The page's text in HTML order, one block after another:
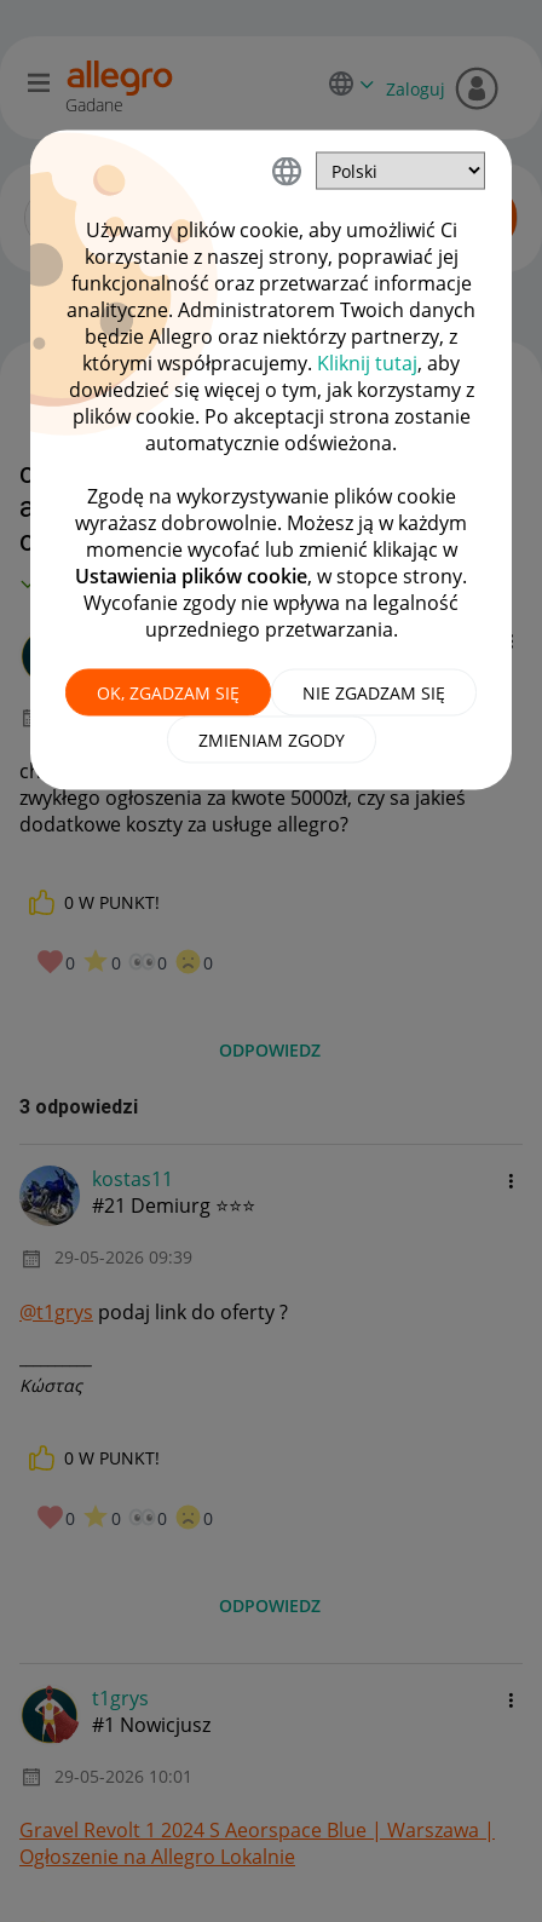
Używamy plików cookie, aby umożliwić Ci
korzystanie z naszej strony, poprawiać jej
funkcjonalność oraz przetwarzać informacje
analityczne. Administratorem Twoich danych
będzie Allegro oraz niektórzy partnerzy, z
którymi współpracujemy. Kliknij tutaj, aby
dowiedzieć się więcej o tym, jak korzystamy z
plików cookie. Po akceptacji strona zostanie
automatycznie odświeżona.
Zgodę na wykorzystywanie plików cookie
wyrażasz dobrowolnie. Możesz ją w każdym
momencie wycofać lub zmienić klikając w
Ustawienia plików cookie, w stopce strony.
Wycofanie zgody nie wpływa na legalność
uprzedniego przetwarzania.
OK, ZGADZAM SIĘ NIE ZGADZAM SIĘ
ZMIENIAM ZGODY
Gadane
Zaloguj
Dyskusje kupujących OPCJE
chce zakupić rower poprzez
allegro lokalnie ze zwykłego
ogłoszenia za kwote 5000zł,
MAMY ROZWIĄZANIE!
t1grys
#1 Nowicjusz
‎29-05-2026 09:21
chce zakupić rower poprzez allegro lokalnie ze
zwykłego ogłoszenia za kwote 5000zł, czy sa jakieś
dodatkowe koszty za usługe allegro?
0 W PUNKT!
0 0 0 0
ODPOWIEDZ
WSZYSTKIE TEMATY
3 odpowiedzi
kostas11
#21 Demiurg ⭐⭐⭐
‎29-05-2026 09:39
@t1grys podaj link do oferty ?
Κώστας
0 W PUNKT!
0 0 0 0
ODPOWIEDZ
t1grys
#1 Nowicjusz
‎29-05-2026 10:01
Gravel Revolt 1 2024 S Aeorspace Blue | Warszawa |
Ogłoszenie na Allegro Lokalnie